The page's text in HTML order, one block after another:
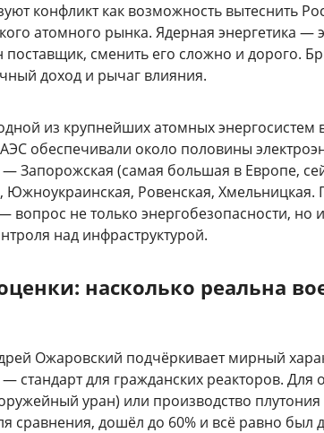
конфликт как возможность вытеснить
атомного рынка. Ядерная энергетика —
поставщик, сменить его сложно и дорого.
доход и рычаг влияния.
из крупнейших атомных энергосистем
обеспечивали около половины
Запорожская (самая большая в Европе,
Южноукраинская, Ровенская, Хмельницкая.
вопрос не только энергобезопасности, но и
над инфраструктурой.
насколько реальна
Ожаровский подчёркивает мирный
стандарт для гражданских реакторов. Для
уран) или производство
сравнения, дошёл до 60% и всё равно был